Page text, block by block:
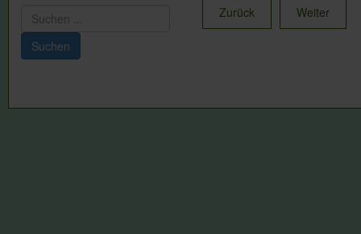
Zurück Weiter
Suchen
...
Suchen